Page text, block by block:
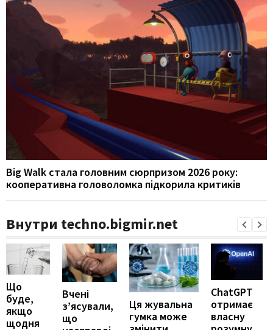
Big Walk стала головним сюрпризом 2026 року:
кооперативна головоломка підкорила критиків
Внутри techno.bigmir.net
Що
буде,
якщо
щодня
Вчені
з’ясували,
що
Ця жувальна
гумка може
ChatGPT
отримає
власну